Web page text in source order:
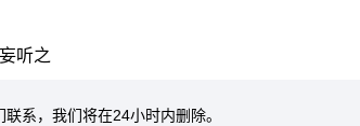
听之
系，我们将在24小时内删除。